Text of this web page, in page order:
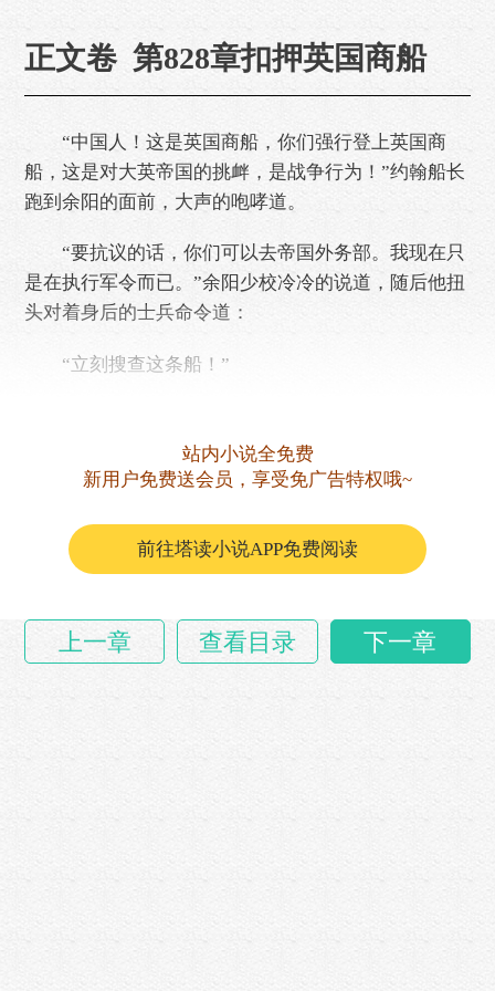
正文卷 第828章扣押英国商船
“中国人！这是英国商船，你们强行登上英国商
船，这是对大英帝国的挑衅，是战争行为！”约翰船长
跑到余阳的面前，大声的咆哮道。
“要抗议的话，你们可以去帝国外务部。我现在只
是在执行军令而已。”余阳少校冷冷的说道，随后他扭
头对着身后的士兵命令道：
“立刻搜查这条船！”
看着这名英国船长竟然如此的嚣张，中……
站内小说全免费
新用户免费送会员，享受免广告特权哦~
前往塔读小说APP免费阅读
上一章 查看目录 下一章